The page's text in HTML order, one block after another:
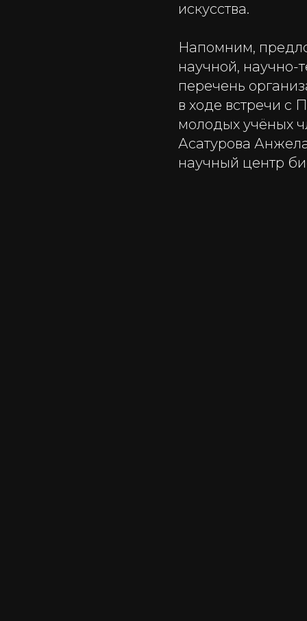
искусства.
Напомним,
научной, научно-
перечень
в ходе встречи с
молодых учёных
Асатурова
научный центр